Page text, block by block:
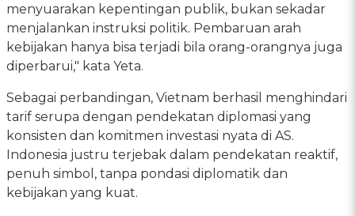
menyuarakan kepentingan publik, bukan sekadar
menjalankan instruksi politik. Pembaruan arah
kebijakan hanya bisa terjadi bila orang-orangnya juga
diperbarui," kata Yeta.
Sebagai perbandingan, Vietnam berhasil menghindari
tarif serupa dengan pendekatan diplomasi yang
konsisten dan komitmen investasi nyata di AS.
Indonesia justru terjebak dalam pendekatan reaktif,
penuh simbol, tanpa pondasi diplomatik dan
kebijakan yang kuat.